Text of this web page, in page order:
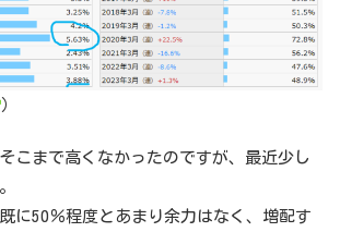
）
こまで高くなかったのですが、最近少し
に50％程度とあまり余力はなく、増配す